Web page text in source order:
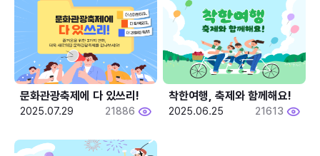
문화관광축제에 다 있쓰리!
2025.07.29 21886
착한여행, 축제와 함께해요!
2025.06.25 21613